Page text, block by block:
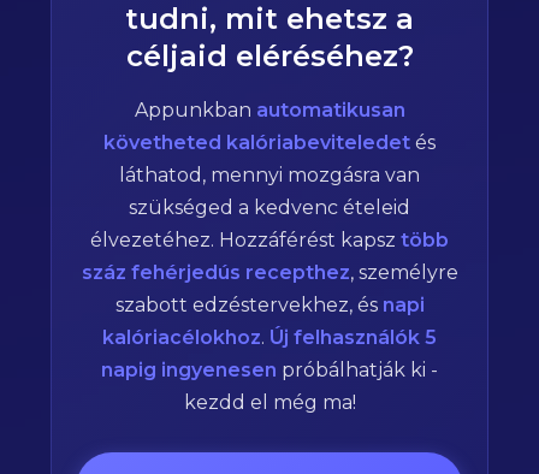
tudni, mit ehetsz a
céljaid eléréséhez?
Appunkban automatikusan
követheted kalóriabeviteledet és
láthatod, mennyi mozgásra van
szükséged a kedvenc ételeid
élvezetéhez. Hozzáférést kapsz több
száz fehérjedús recepthez, személyre
szabott edzéstervekhez, és napi
kalóriacélokhoz. Új felhasználók 5
napig ingyenesen próbálhatják ki -
kezdd el még ma!